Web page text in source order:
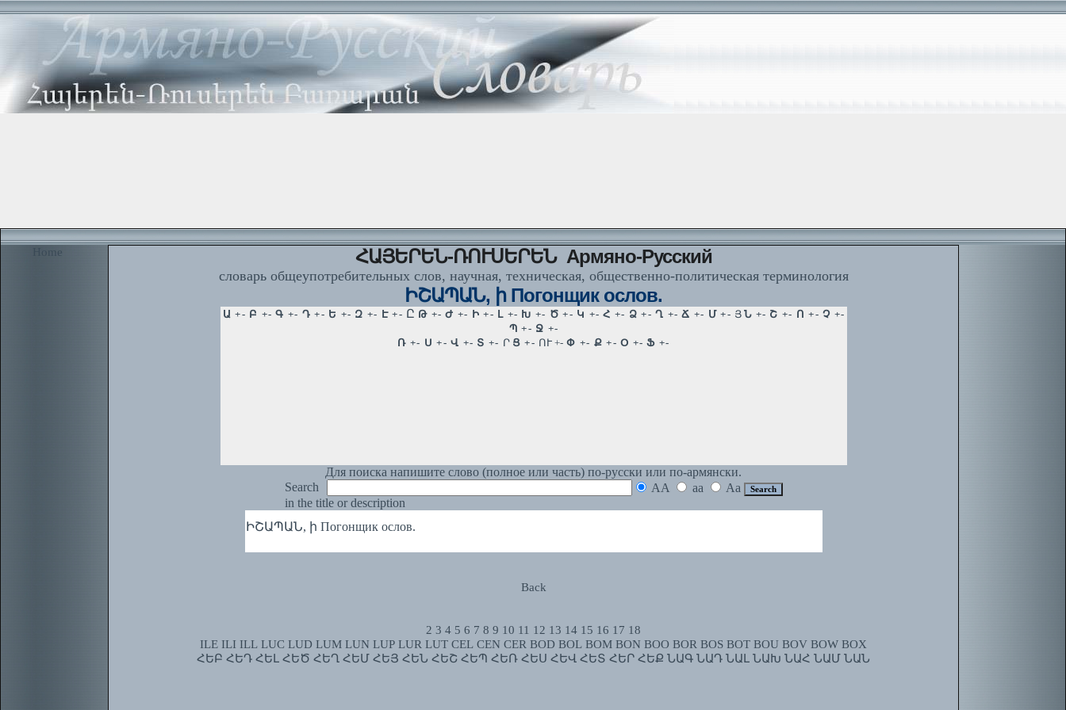
Home ՀԱՅԵՐԵՆ-ՌՈՒՍԵՐԵՆ Армяно-Русский
словарь общеупотребительных слов, научная, техническая, общественно-политическая терминология
ԻՇԱՊԱՆ, ի Погонщик ослов.
Для поиска напишите слово (полное или часть) по-русски или по-армянски.
Search
AA aa
Aa
in the title or description
ԻՇԱՊԱՆ, ի Погонщик ослов.
Back
2 3 4 5 6 7 8 9 10 11 12 13 14 15 16 17 18
ILE ILI ILL LUC LUD LUM LUN LUP LUR LUT CEL CEN CER BOD BOL BOM BON BOO BOR BOS BOT BOU BOV BOW BOX
ՀԵԲ ՀԵԴ ՀԵԼ ՀԵԾ ՀԵՂ ՀԵՄ ՀԵՅ ՀԵՆ ՀԵՇ ՀԵՊ ՀԵՌ ՀԵՍ ՀԵՎ ՀԵՏ ՀԵՐ ՀԵՔ ՆԱԳ ՆԱԴ ՆԱԼ ՆԱԽ ՆԱՀ ՆԱՄ ՆԱՆ